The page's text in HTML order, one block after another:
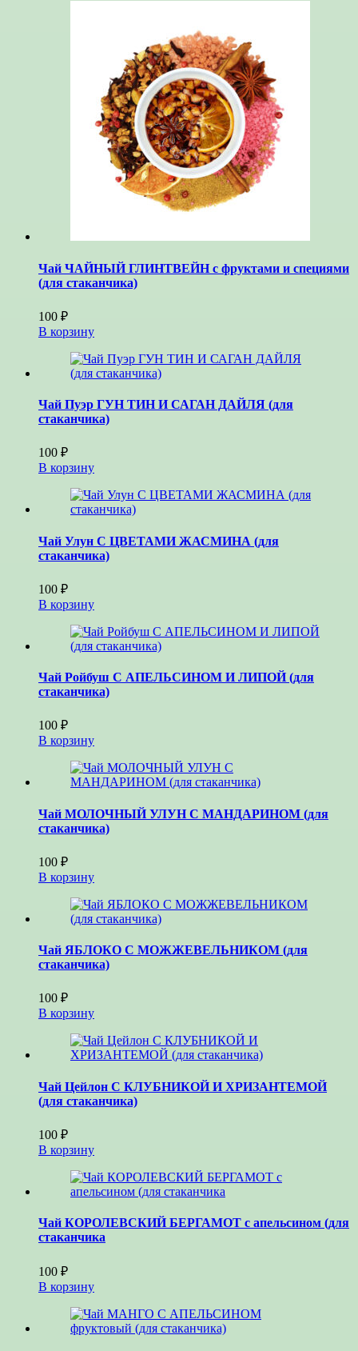
Чай ЧАЙНЫЙ ГЛИНТВЕЙН с фруктами и специями
(для стаканчика)
100 ₽
В корзину
Чай Пуэр ГУН ТИН И САГАН ДАЙЛЯ (для
стаканчика)
100 ₽
В корзину
Чай Улун С ЦВЕТАМИ ЖАСМИНА (для
стаканчика)
100 ₽
В корзину
Чай Ройбуш С АПЕЛЬСИНОМ И ЛИПОЙ (для
стаканчика)
100 ₽
В корзину
Чай МОЛОЧНЫЙ УЛУН С МАНДАРИНОМ (для
стаканчика)
100 ₽
В корзину
Чай ЯБЛОКО С МОЖЖЕВЕЛЬНИКОМ (для
стаканчика)
100 ₽
В корзину
Чай Цейлон С КЛУБНИКОЙ И ХРИЗАНТЕМОЙ
(для стаканчика)
100 ₽
В корзину
Чай КОРОЛЕВСКИЙ БЕРГАМОТ с апельсином (для
стаканчика
100 ₽
В корзину